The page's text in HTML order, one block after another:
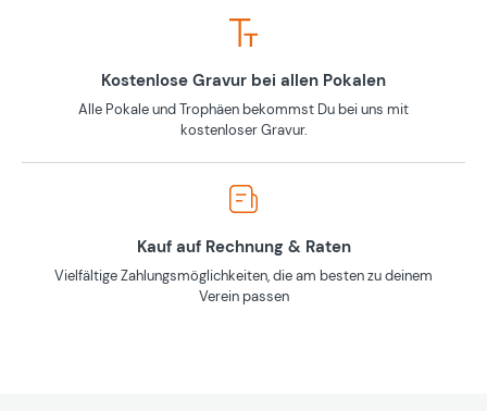
Kostenlose Gravur bei allen Pokalen
Alle Pokale und Trophäen bekommst Du bei uns mit
kostenloser Gravur.
Kauf auf Rechnung & Raten
Vielfältige Zahlungsmöglichkeiten, die am besten zu deinem
Verein passen